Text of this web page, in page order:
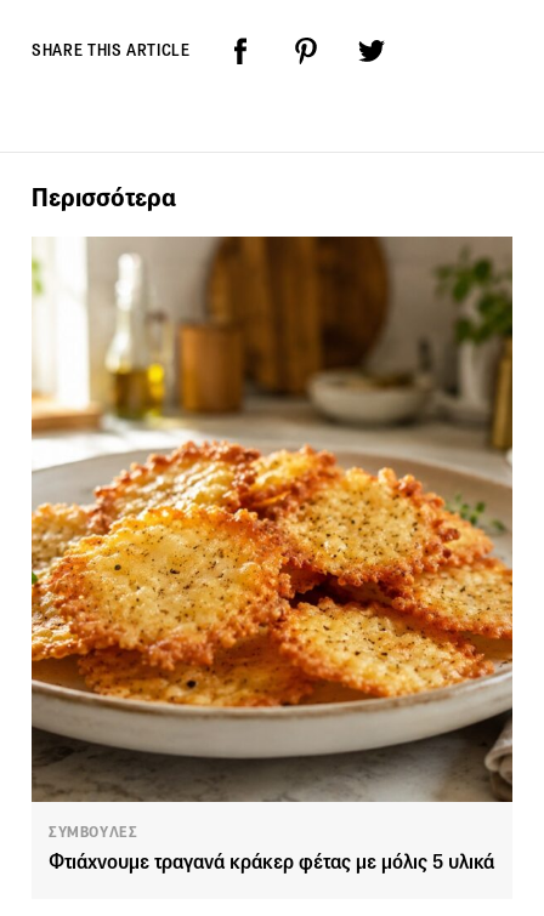
SHARE THIS ARTICLE
Περισσότερα
ΣΥΜΒΟΥΛΕΣ
Φτιάχνουμε τραγανά κράκερ φέτας με μόλις 5 υλικά